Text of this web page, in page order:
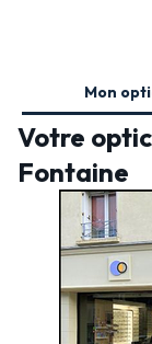
Mon
Votre
Fontaine